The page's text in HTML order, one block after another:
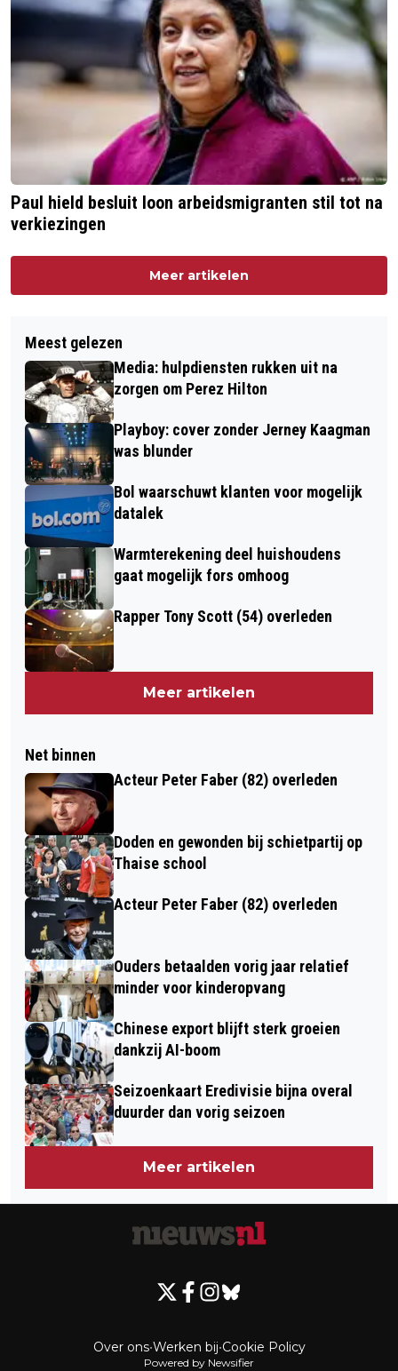
Paul hield besluit loon arbeidsmigranten stil tot na
verkiezingen
Meer artikelen
Meest gelezen
Media: hulpdiensten rukken uit na
zorgen om Perez Hilton
Playboy: cover zonder Jerney Kaagman
was blunder
Bol waarschuwt klanten voor mogelijk
datalek
Warmterekening deel huishoudens
gaat mogelijk fors omhoog
Rapper Tony Scott (54) overleden
Meer artikelen
Net binnen
Acteur Peter Faber (82) overleden
Doden en gewonden bij schietpartij op
Thaise school
Acteur Peter Faber (82) overleden
Ouders betaalden vorig jaar relatief
minder voor kinderopvang
Chinese export blijft sterk groeien
dankzij AI-boom
Seizoenkaart Eredivisie bijna overal
duurder dan vorig seizoen
Meer artikelen
Over ons•Werken bij•Cookie Policy
Powered by Newsifier